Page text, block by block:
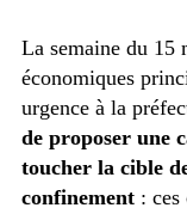
La semaine du 15
économiques
urgence à la
de proposer une
toucher la cible
confinement : ces